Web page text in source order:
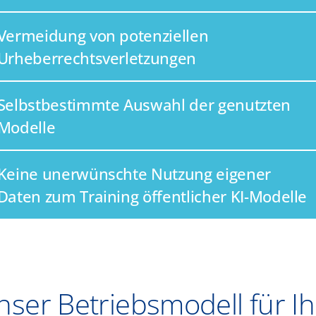
von potenziellen
Auswahl der genutzten
unerwünschte Nutzung eigener
zum Training öffentlicher KI-Modelle
Betriebsmodell für